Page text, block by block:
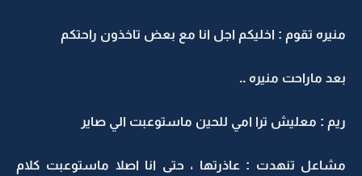
منيره تقوم : اخليكم اجل انا مع بعض تاخذون راحتكم
بعد ماراحت منيره ..
ريم : معليش ترا امي للحين ماستوعبت الي صاير
مشاعل تنهدت : عاذرتها ، حتى انا اصلا ماستوعبت كلام